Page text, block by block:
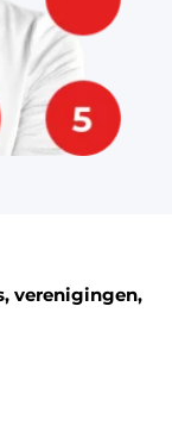
verenigingen,